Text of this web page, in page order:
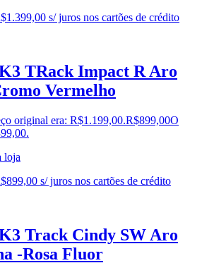
s/ juros nos cartões de crédito
TRack Impact R Aro
Vermelho
original era: R$1.199,00.R$899,00O
loja
s/ juros nos cartões de crédito
Track Cindy SW Aro
-Rosa Fluor